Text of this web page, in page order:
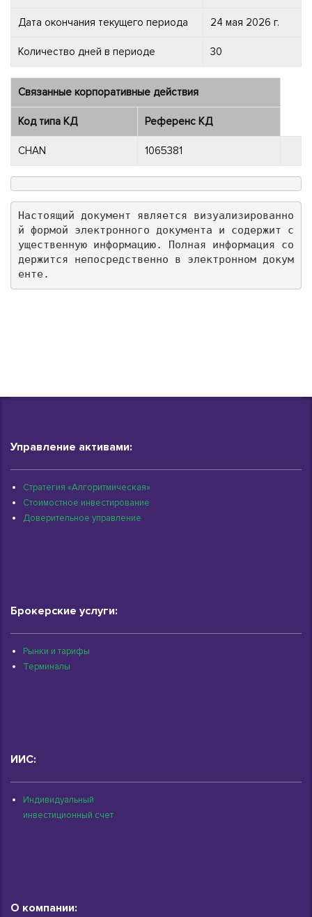
Дата окончания текущего периода 24 мая 2026 г.
Количество дней в периоде 30
Связанные корпоративные действия
Код типа КД Референс КД
CHAN 1065381
Настоящий документ является визуализированно
й формой электронного документа и содержит с
ущественную информацию. Полная информация со
держится непосредственно в электронном докум
енте.
Управление активами:
Стратегия «Алгоритмическая»
Стоимостное инвестирование
Доверительное управление
Брокерские услуги:
Рынки и тарифы
Терминалы
ИИС:
Индивидуальный
инвестиционный счет
О компании: